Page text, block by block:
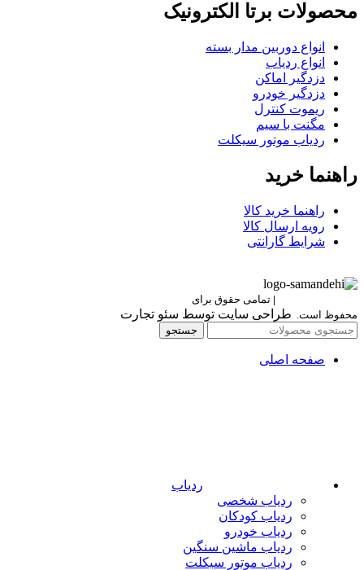
محصولات برتا الکترونیک
انواع دوربین مدار بسته
انواع ردیاب
دزدگیر اماکن
دزدگیر خودرو
ریموت کنترل
مگنت با سیم
ردیاب موتور سیکلت
راهنما خرید
راهنما خرید کالا
رویه ارسال کالا
شرایط گارانتی
| تمامی حقوق برای
محفوظ است. طراحی سایت توسط سئو تجارت
جستجو
صفحه اصلی
ردیاب
ردیاب شخصی
ردیاب کودکان
ردیاب خودرو
ردیاب ماشین سنگین
ردیاب موتور سیکلت